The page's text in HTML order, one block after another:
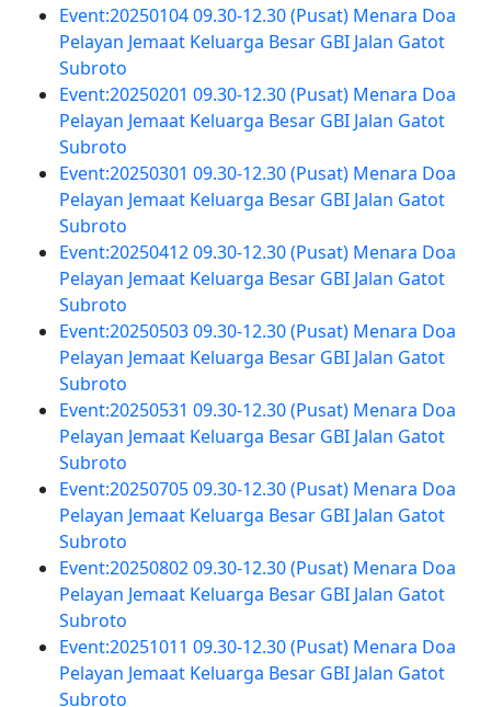
Event:20250104 09.30-12.30 (Pusat) Menara Doa
Pelayan Jemaat Keluarga Besar GBI Jalan Gatot
Subroto
Event:20250201 09.30-12.30 (Pusat) Menara Doa
Pelayan Jemaat Keluarga Besar GBI Jalan Gatot
Subroto
Event:20250301 09.30-12.30 (Pusat) Menara Doa
Pelayan Jemaat Keluarga Besar GBI Jalan Gatot
Subroto
Event:20250412 09.30-12.30 (Pusat) Menara Doa
Pelayan Jemaat Keluarga Besar GBI Jalan Gatot
Subroto
Event:20250503 09.30-12.30 (Pusat) Menara Doa
Pelayan Jemaat Keluarga Besar GBI Jalan Gatot
Subroto
Event:20250531 09.30-12.30 (Pusat) Menara Doa
Pelayan Jemaat Keluarga Besar GBI Jalan Gatot
Subroto
Event:20250705 09.30-12.30 (Pusat) Menara Doa
Pelayan Jemaat Keluarga Besar GBI Jalan Gatot
Subroto
Event:20250802 09.30-12.30 (Pusat) Menara Doa
Pelayan Jemaat Keluarga Besar GBI Jalan Gatot
Subroto
Event:20251011 09.30-12.30 (Pusat) Menara Doa
Pelayan Jemaat Keluarga Besar GBI Jalan Gatot
Subroto